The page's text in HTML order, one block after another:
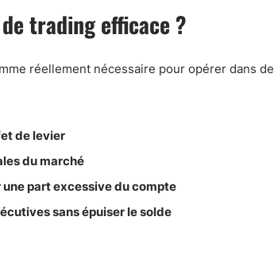
trading efficace ?
réellement nécessaire pour opérer dans
de levier
du marché
part excessive du compte
sans épuiser le solde